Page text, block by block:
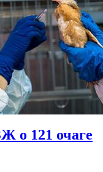
о 121 очаге